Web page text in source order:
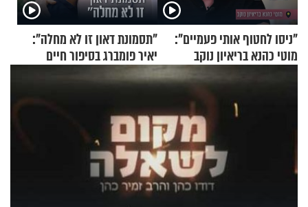
"ניסו לחטוף אותי פעמיים":
מוטי כהנא בריאיון נוקב
"תסמונת דאון זו לא מחלה":
יאיר פומברג בסיפור חיים
מעורר השראה